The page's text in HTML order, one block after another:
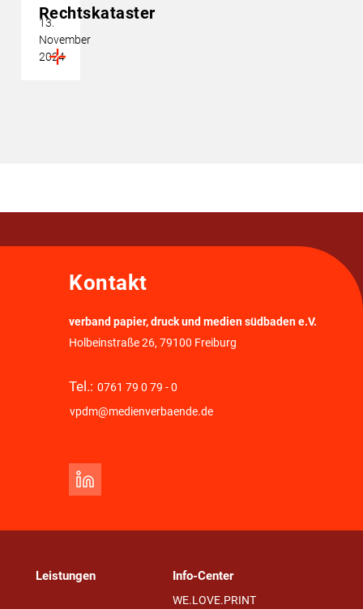
Rechtskataster
13.
November
2024
Kontakt
verband papier, druck und medien südbaden e.V.
Holbeinstraße 26, 79100 Freiburg
Tel.: 0761 79 0 79 - 0
vpdm@medienverbaende.de
Leistungen Info-Center
WE.LOVE.PRINT